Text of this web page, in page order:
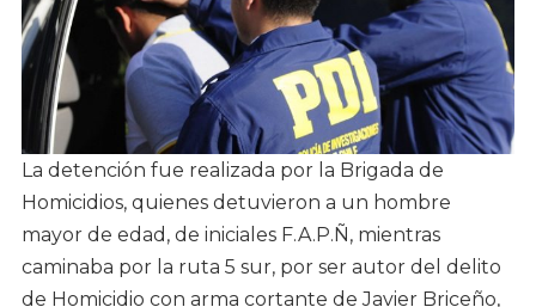
La detención fue realizada por la Brigada de
Homicidios, quienes detuvieron a un hombre
mayor de edad, de iniciales F.A.P.Ñ, mientras
caminaba por la ruta 5 sur, por ser autor del delito
de Homicidio con arma cortante de Javier Briceño,